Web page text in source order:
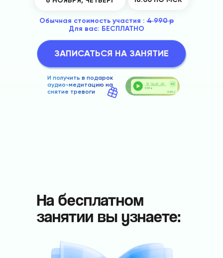
Обычная стоимость участия :4 990 р
Для вас: БЕСПЛАТНО
ЗАПИСАТЬСЯ НА ЗАНЯТИЕ
И получить в подарок
аудио-медитацию на
снятие тревоги
На бесплатном
занятии вы узнаете: